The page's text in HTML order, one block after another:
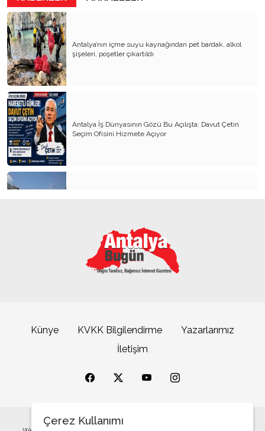
TOKİ Konutları: Sosyal mi, Orta Gelir Projesi mi?
Her Kentin Bir Ruhu Vardır
Orkestra Şefi
Abdülhamit ve Tayyip Erdoğan
Fark Etmeden Kaybettiklerimiz
Raydan Çıkan Antalya
Bunu da mı Görecektik?
Füze Çağında Hurafe Siyaseti (İran Savaşı
Üzerine)
Mimarlık Ucuzlatılarak Yapılamaz
Terörsüz Türkiye ve Demokratik İklim
AK Parti Yine İki Kere Kendi Ayağına Sıktı
ABD acaba bir dünya devleti olur mu?
Mevlânâ, Ahi Evren ve Caca Bey: Üç Şahsiyet, İki
Antalya’nın içme suyu kaynağından pet bardak, alkol
şişeleri, poşetler çıkartıldı
Antalya İş Dünyasının Gözü Bu Açılışta: Davut Çetin
Seçim Ofisini Hizmete Açıyor
kısırlaştırma hizmeti
Künye KVKK Bilgilendirme
Yazarlarımız
İletişim
Çerez Kullanımı